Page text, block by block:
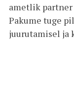
ametlik
Pakume tuge
juurutamisel ja